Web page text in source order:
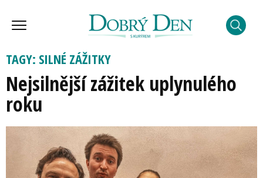
TAGY: SILNÉ ZÁŽITKY
Nejsilnější zážitek uplynulého
roku